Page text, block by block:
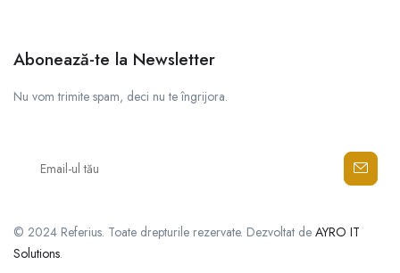
Abonează-te la Newsletter
Nu vom trimite spam, deci nu te îngrijora.
© 2024 Referius. Toate drepturile rezervate. Dezvoltat de AYRO IT
Solutions.